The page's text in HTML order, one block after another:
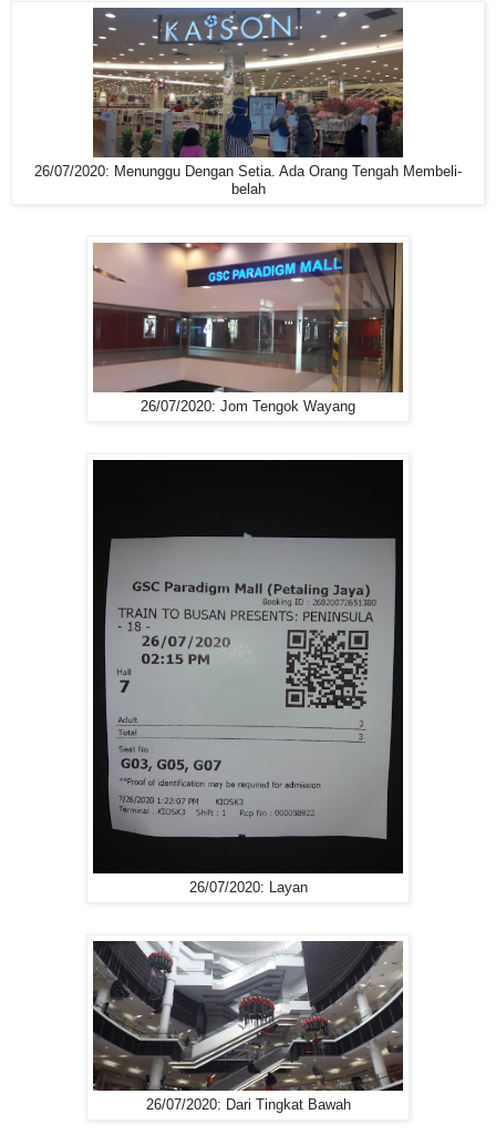
26/07/2020: Menunggu Dengan Setia. Ada Orang Tengah Membeli-
belah
26/07/2020: Jom Tengok Wayang
26/07/2020: Layan
26/07/2020: Dari Tingkat Bawah